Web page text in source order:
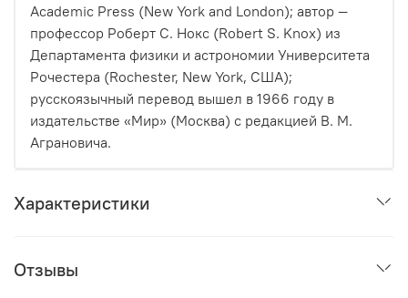
Academic Press (New York and London); автор —
профессор Роберт С. Нокс (Robert S. Knox) из
Департамента физики и астрономии Университета
Рочестера (Rochester, New York, США);
русскоязычный перевод вышел в 1966 году в
издательстве «Мир» (Москва) с редакцией В. М.
Аграновича.
Характеристики
Отзывы